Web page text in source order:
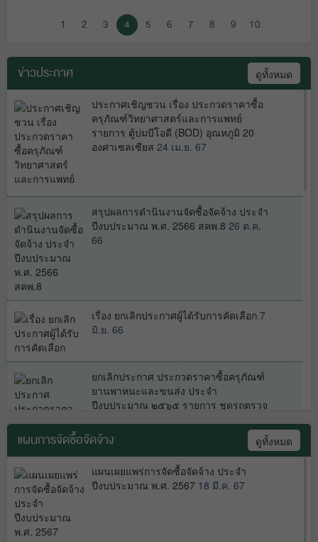
1 2 3 4 5 6 7 8 9 10
ข่าวประกาศ ดูทั้งหมด
ประกาศเชิญชวน เรื่อง ประกวดราคาซื้อ
ครุภัณฑ์วิทยาศาสตร์และการแพทย์
รายการ ตู้บ่มบีโอดี (BOD) อุณหภูมิ 20
องศาเซลเซียส 24 เม.ย. 67
สรุปผลการดำนินงานจัดซื้อจัดจ้าง ประจำ
ปีงบประมาณ พ.ศ. 2566 สคพ.8 26 ต.ค.
66
เรื่อง ยกเลิกประกาศผู้ได้รับการคัดเลือก 7
มิ.ย. 66
ยกเลิกประกาศ ประกวดราคาซื้อครุภัณฑ์
ยานพาหนะและขนส่ง ประจำ
ปีงบประมาณ ๒๕๖๕ รายการ ชุดรถตรวจ
จำนวน ๑ ชุด ครั้งที่ ๒ ด้วยวิธีประกวด
ราคาอิเล็กทรอนิกส์(e-bidding)
8 ก.พ. 65
ประกาศผลผู้ชนะการจัดซื้อจัดจ้างหรือผู้
แผนการจัดซื้อจัดจ้าง ดูทั้งหมด
แผนเผยแพร่การจัดซื้อจัดจ้าง ประจำ
ปีงบประมาณ พ.ศ. 2567 18 มี.ค. 67